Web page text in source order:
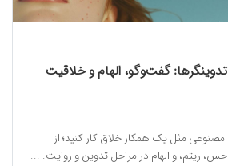
گفت‌وگو، الهام و خلاقیت
مثل یک همکار خلاق کار کنید؛ از
ریتم، و الهام در مراحل تدوین و روایت. ...